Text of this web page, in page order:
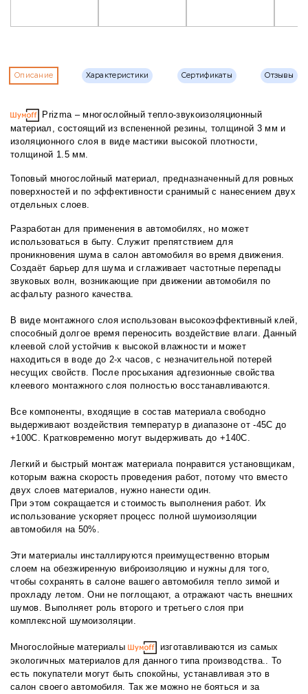
Описание Характеристики Сертификаты Отзывы
Prizma – многослойный тепло-звукоизоляционный
материал, состоящий из вспененной резины, толщиной 3 мм и
изоляционного слоя в виде мастики высокой плотности,
толщиной 1.5 мм.
Топовый многослойный материал, предназначенный для ровных
поверхностей и по эффективности сранимый с нанесением двух
отдельных слоев.
Разработан для применения в автомобилях, но может
использоваться в быту. Служит препятствием для
проникновения шума в салон автомобиля во время движения.
Создаёт барьер для шума и сглаживает частотные перепады
звуковых волн, возникающие при движении автомобиля по
асфальту разного качества.
В виде монтажного слоя использован высокоэффективный клей,
способный долгое время переносить воздействие влаги. Данный
клеевой слой устойчив к высокой влажности и может
находиться в воде до 2-х часов, с незначительной потерей
несущих свойств. После просыхания адгезионные свойства
клеевого монтажного слоя полностью восстанавливаются.
Все компоненты, входящие в состав материала свободно
выдерживают воздействия температур в диапазоне от -45С до
+100С. Кратковременно могут выдерживать до +140С.
Легкий и быстрый монтаж материала понравится установщикам,
которым важна скорость проведения работ, потому что вместо
двух слоев материалов, нужно нанести один.
При этом сокращается и стоимость выполнения работ. Их
использование ускоряет процесс полной шумоизоляции
автомобиля на 50%.
Эти материалы инсталлируются преимущественно вторым
слоем на обезжиренную виброизоляцию и нужны для того,
чтобы сохранять в салоне вашего автомобиля тепло зимой и
прохладу летом. Они не поглощают, а отражают часть внешних
шумов. Выполняет роль второго и третьего слоя при
комплексной шумоизоляции.
Многослойные материалы
изготавливаются из самых
экологичных материалов для данного типа производства.. То
есть покупатели могут быть спокойны, устанавливая это в
салон своего автомобиля. Так же можно не бояться и за